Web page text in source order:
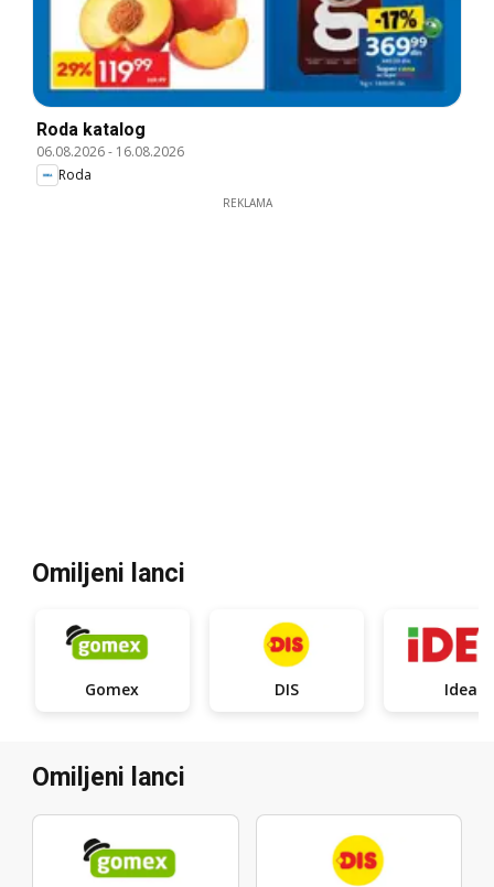
Roda katalog
06.08.2026- 16.08.2026
Roda
REKLAMA
Omiljeni lanci
Gomex DIS Idea
Omiljeni lanci